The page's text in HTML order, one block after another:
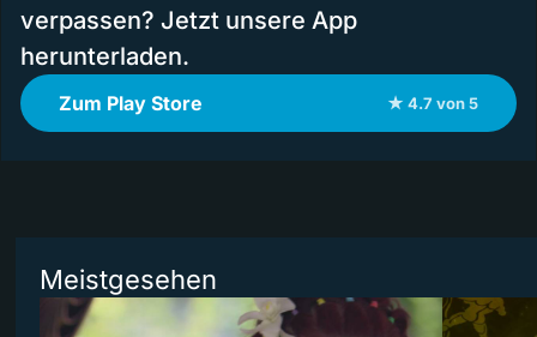
verpassen? Jetzt unsere App
herunterladen.
Zum Play Store ★ 4.7 von 5
Meistgesehen